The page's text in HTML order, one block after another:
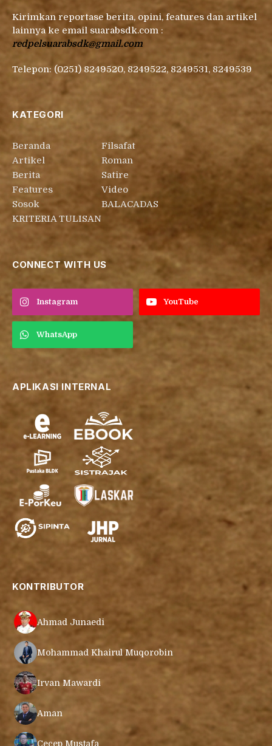
Kirimkan reportase berita, opini, features dan artikel
lainnya ke email suarabsdk.com :
redpelsuarabsdk@gmail.com
Telepon: (0251) 8249520, 8249522, 8249531, 8249539
KATEGORI
Beranda
Artikel
Berita
Features
Sosok
KRITERIA TULISAN
Filsafat
Roman
Satire
Video
BALACADAS
CONNECT WITH US
Instagram YouTube
WhatsApp
APLIKASI INTERNAL
KONTRIBUTOR
Ahmad Junaedi
Mohammad Khairul Muqorobin
Irvan Mawardi
Aman
Cecep Mustafa